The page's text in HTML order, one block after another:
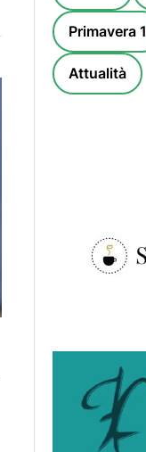
Primavera 1
Attualità